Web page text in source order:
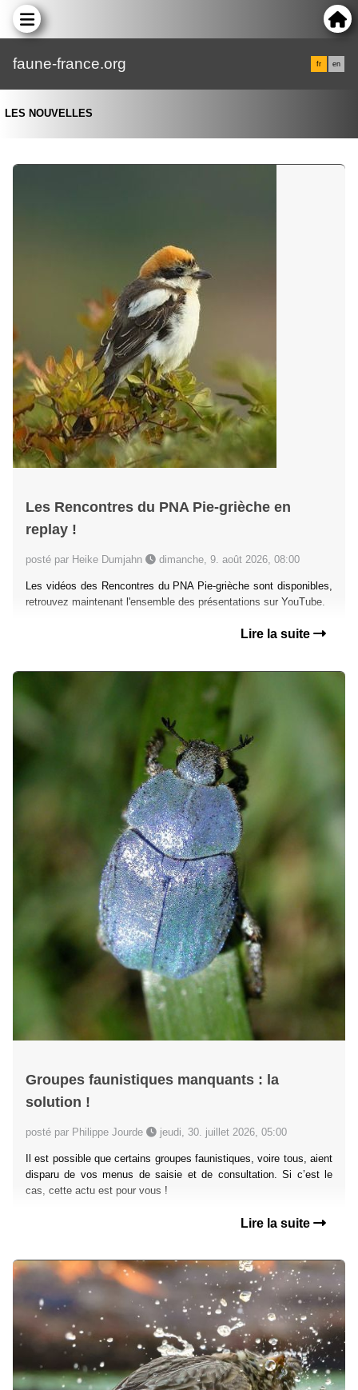
faune-france.org fr en
LES NOUVELLES
Les Rencontres du PNA Pie-grièche en
replay !
posté par Heike Dumjahn dimanche, 9. août 2026, 08:00
Les vidéos des Rencontres du PNA Pie-grièche sont disponibles,
retrouvez maintenant l'ensemble des présentations sur YouTube.
Lire la suite
Groupes faunistiques manquants : la
solution !
posté par Philippe Jourde jeudi, 30. juillet 2026, 05:00
Il est possible que certains groupes faunistiques, voire tous, aient
disparu de vos menus de saisie et de consultation. Si c’est le
cas, cette actu est pour vous !
Lire la suite